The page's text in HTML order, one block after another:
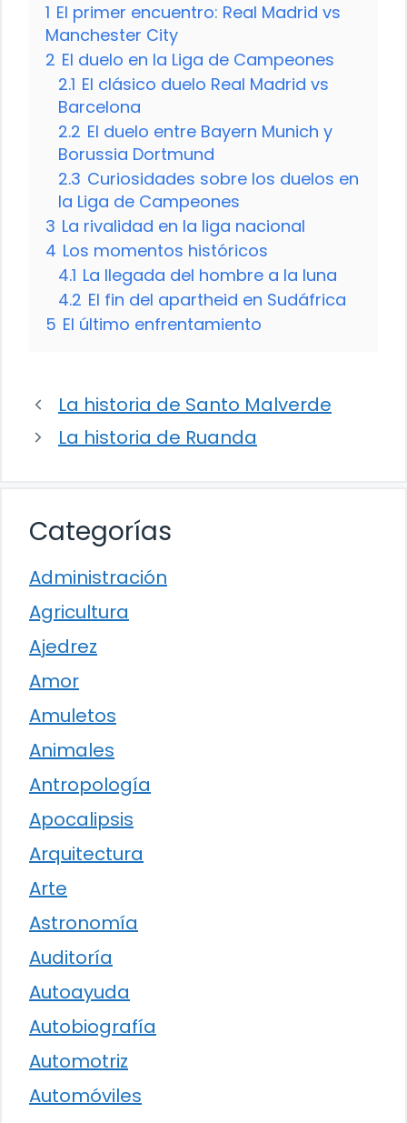
1 El primer encuentro: Real Madrid vs
Manchester City
2 El duelo en la Liga de Campeones
2.1 El clásico duelo Real Madrid vs
Barcelona
2.2 El duelo entre Bayern Munich y
Borussia Dortmund
2.3 Curiosidades sobre los duelos en
la Liga de Campeones
3 La rivalidad en la liga nacional
4 Los momentos históricos
4.1 La llegada del hombre a la luna
4.2 El fin del apartheid en Sudáfrica
5 El último enfrentamiento
La historia de Santo Malverde
La historia de Ruanda
Categorías
Administración
Agricultura
Ajedrez
Amor
Amuletos
Animales
Antropología
Apocalipsis
Arquitectura
Arte
Astronomía
Auditoría
Autoayuda
Autobiografía
Automotriz
Automóviles